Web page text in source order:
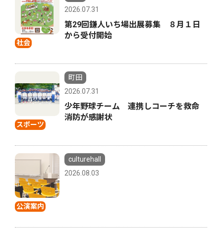
社会
2026.07.31
第29回鎌人いち場出展募集 ８月１日
から受付開始
スポーツ
町田
2026.07.31
少年野球チーム 連携しコーチを救命
消防が感謝状
公演案内
culturehall
2026.08.03